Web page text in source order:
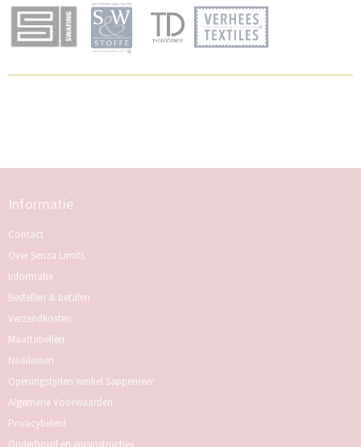
Informatie
Contact
Over Senza Limits
Informatie
Bestellen & betalen
Verzendkosten
Maattabellen
Naailessen
Openingstijden winkel Sappemeer
Algemene Voorwaarden
Privacybeleid
Onderhoud en wasinstructies